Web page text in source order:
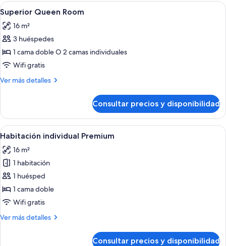
Abrir
todas
las
fotos
de
Superior
Queen
Habitación de hotel con una cama,
6
Superior Queen Room
16 m²
3 huéspedes
1 cama doble O 2 camas individuales
Wifi gratis
Ver más detalles
Más
Queen
Room
Consultar precios y disponibilidad
Abrir
todas
las
fotos
de
Habitación
individual
Habitación de hotel con una cama
5
Habitación individual Premium
16 m²
1 habitación
1 huésped
1 cama doble
Wifi gratis
Ver más detalles
Más
Consultar precios y disponibilidad